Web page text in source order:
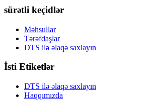
sürətli keçidlər
Məhsullar
Tərəfdaşlar
DTS ilə əlaqə saxlayın
İsti Etiketlər
DTS ilə əlaqə saxlayın
Haqqımızda